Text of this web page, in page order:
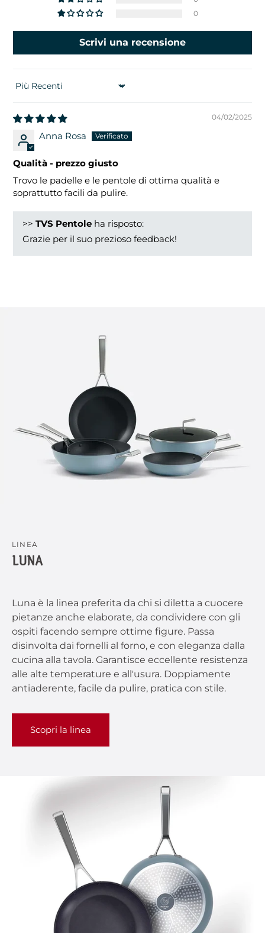
0
Scrivi una recensione
SORT BY
04/02/2025
Anna Rosa
Qualità - prezzo giusto
Trovo le padelle e le pentole di ottima qualità e
soprattutto facili da pulire.
>>TVS Pentole ha risposto:
Grazie per il suo prezioso feedback!
LINEA
LUNA
Luna è la linea preferita da chi si diletta a cuocere
pietanze anche elaborate, da condividere con gli
ospiti facendo sempre ottime figure. Passa
disinvolta dai fornelli al forno, e con eleganza dalla
cucina alla tavola. Garantisce eccellente resistenza
alle alte temperature e all'usura. Doppiamente
antiaderente, facile da pulire, pratica con stile.
Scopri la linea